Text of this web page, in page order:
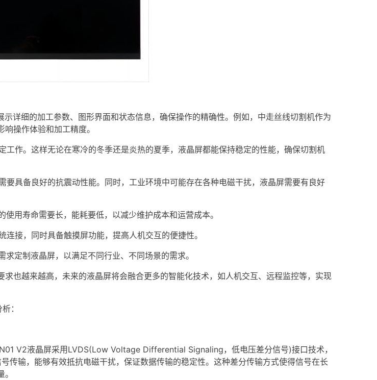
细的加工参数、图形界面和状态信息，确保操作的精确性。例如，中走丝线切割机作为
操作体验和加工精度。
作。这样无论在寒冷的冬季还是炎热的夏季，液晶屏都能保持稳定的性能，确保切割机
具备良好的抗震动性能。同时，工业环境中可能存在各种电磁干扰，液晶屏需要有良好
寿命需要长，能耗要低，以减少维护成本和运营成本。
连接，同时具备触摸屏功能，提高人机交互的便捷性。
求定制液晶屏，以满足不同行业、不同场景的需求。
越来越高，未来的液晶屏将会融合更多的智能化技术，如人机交互、远程监控等，实现
：
V2液晶屏采用LVDS(Low Voltage Differential Signaling，低电压差分信号)接口技术，
传输，能够有效抵抗电磁干扰，保证数据传输的稳定性。这种差分传输方式使得信号在长